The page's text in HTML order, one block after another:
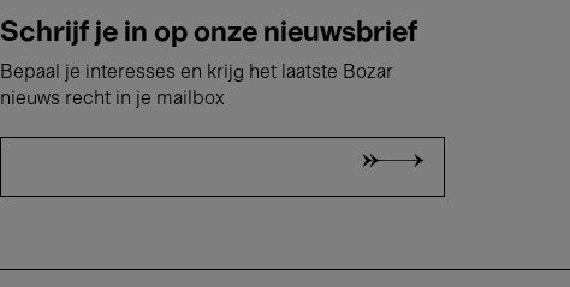
Schrijf je in op onze nieuwsbrief
Bepaal je interesses en krijg het laatste Bozar
nieuws recht in je mailbox